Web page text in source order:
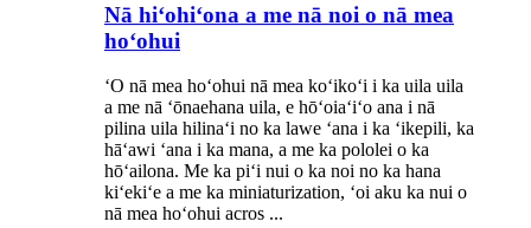
Nā hiʻohiʻona a me nā noi o nā mea
hoʻohui
ʻO nā mea hoʻohui nā mea koʻikoʻi i ka uila uila
a me nā ʻōnaehana uila, e hōʻoiaʻiʻo ana i nā
pilina uila hilinaʻi no ka lawe ʻana i ka ʻikepili, ka
hāʻawi ʻana i ka mana, a me ka pololei o ka
hōʻailona. Me ka piʻi nui o ka noi no ka hana
kiʻekiʻe a me ka miniaturization, ʻoi aku ka nui o
nā mea hoʻohui acros ...